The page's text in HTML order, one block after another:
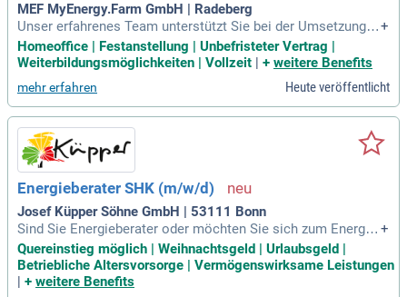
MEF MyEnergy.Farm GmbH | Radeberg
Unser erfahrenes Team unterstützt Sie bei der Umsetzung n
achhaltiger Energiekonzepte mit modernster Technik. Wir le
gen großen Wert auf unabhängige Beratung, um die optimal
e Lösung für jeden Kunden zu finden. Durch gezielte Akquis
e und persönliche Gespräche gewinnen wir neue Kunden in
Sachsen. Wir entwickeln individuelle Energiekonzepte und e
rstellen passgenaue Angebote. Die Erhebung relevanter Geb
äudedaten erfolgt direkt vor Ort für eine fundierte energetisc
he Analyse. Unsere enge Zusammenarbeit mit dem Back-Of
fice sichert die erfolgreiche Projektkoordination und Umset
zung.
+
Homeoffice | Festanstellung | Unbefristeter Vertrag |
Weiterbildungsmöglichkeiten | Vollzeit | + weitere Benefits
mehr erfahren Heute veröffentlicht
Energieberater SHK (m/w/d)
Josef Küpper Söhne GmbH | 53111 Bonn
Sind Sie Energieberater oder möchten Sie sich zum Energie
berater weiterbilden? Bei uns haben Sie die Chance, berufsb
egleitend Ihre Qualifikationen zu erweitern. Wir suchen enga
gierte, eigenverantwortliche Persönlichkeiten mit einem sic
+
Quereinstieg möglich | Weihnachtsgeld | Urlaubsgeld |
Betriebliche Altersvorsorge | Vermögenswirksame Leistungen
+ weitere Benefits